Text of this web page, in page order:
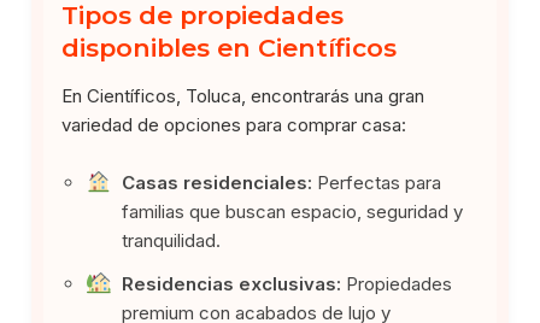
Tipos de propiedades
disponibles en Científicos
En Científicos, Toluca, encontrarás una gran
variedad de opciones para comprar casa:
Casas residenciales: Perfectas para
familias que buscan espacio, seguridad y
tranquilidad.
Residencias exclusivas: Propiedades
premium con acabados de lujo y